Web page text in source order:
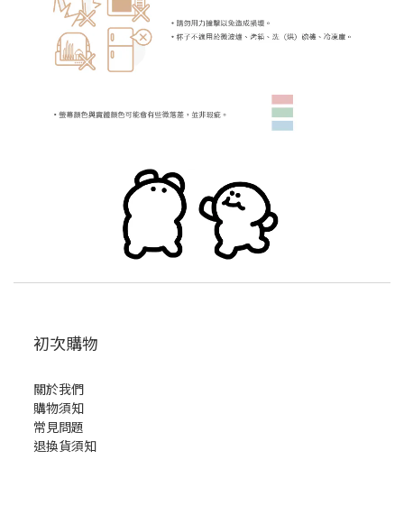
初次購物
關於我們
購物須知
常見問題
退換貨須知